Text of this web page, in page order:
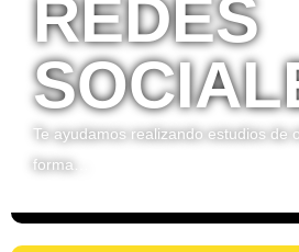
REDES
Te ayudamos realizando estudios de
forma…